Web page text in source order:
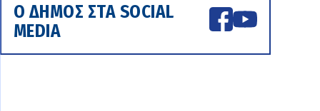
Ο ΔΗΜΟΣ ΣΤΑ SOCIAL
MEDIA